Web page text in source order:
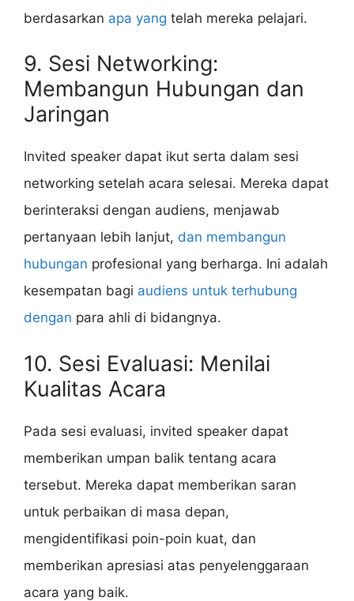
berdasarkan apa yang telah mereka pelajari.
9. Sesi Networking:
Membangun Hubungan dan
Jaringan
Invited speaker dapat ikut serta dalam sesi
networking setelah acara selesai. Mereka dapat
berinteraksi dengan audiens, menjawab
pertanyaan lebih lanjut, dan membangun
hubungan profesional yang berharga. Ini adalah
kesempatan bagi audiens untuk terhubung
dengan para ahli di bidangnya.
10. Sesi Evaluasi: Menilai
Kualitas Acara
Pada sesi evaluasi, invited speaker dapat
memberikan umpan balik tentang acara
tersebut. Mereka dapat memberikan saran
untuk perbaikan di masa depan,
mengidentifikasi poin-poin kuat, dan
memberikan apresiasi atas penyelenggaraan
acara yang baik.